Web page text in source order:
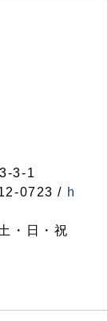
3-1
0723 / h
・日・祝